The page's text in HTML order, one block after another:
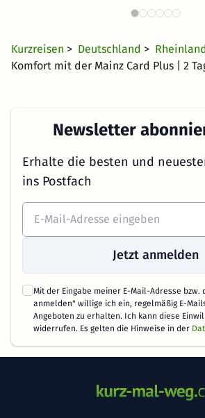
Kurzreisen > Deutschland >
Komfort mit der Mainz Card Plus | 2
Newsletter
Erhalte die besten und
ins Postfach
Jetzt anmelden
Mit der Eingabe meiner E-Mail-Adresse bzw.
anmelden" willige ich ein, regelmäßig E-
Angeboten zu erhalten. Ich kann diese
widerrufen. Es gelten die Hinweise in der